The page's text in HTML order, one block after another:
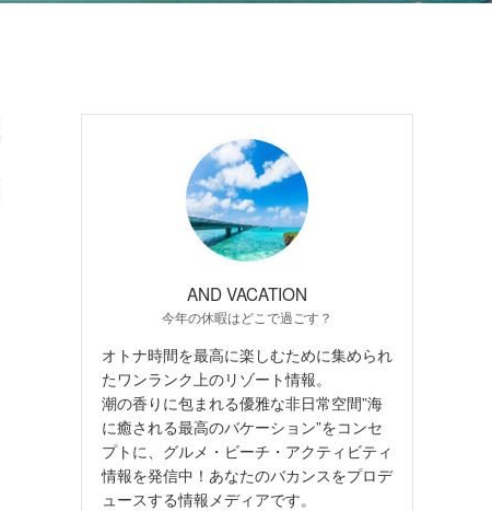
AND VACATION
今年の休暇はどこで過ごす？
オトナ時間を最高に楽しむために集められ
たワンランク上のリゾート情報。
潮の香りに包まれる優雅な非日常空間”海
に癒される最高のバケーション”をコンセ
プトに、グルメ・ビーチ・アクティビティ
情報を発信中！あなたのバカンスをプロデ
ュースする情報メディアです。